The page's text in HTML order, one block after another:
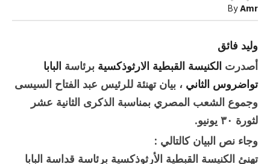
ByAmr
السيسي
ثورة
30
يونيو
مغلقة
وليد فائق
أصدرتالكنيسة القبطية الارثوذكسيةبرئاسةالبابا
تواضروس الثاني، بيان تهنئة للرئيس عبد الفتاح السيسى
وجموع الشعب المصري بمناسبة الذكرى الثانية عشر
لثورة ٣٠ يونيو.
وجاء نص البيان كالتالي :
تهنئ الكنيسة القبطية الأرثوذكسية برئاسة قداسة البابا